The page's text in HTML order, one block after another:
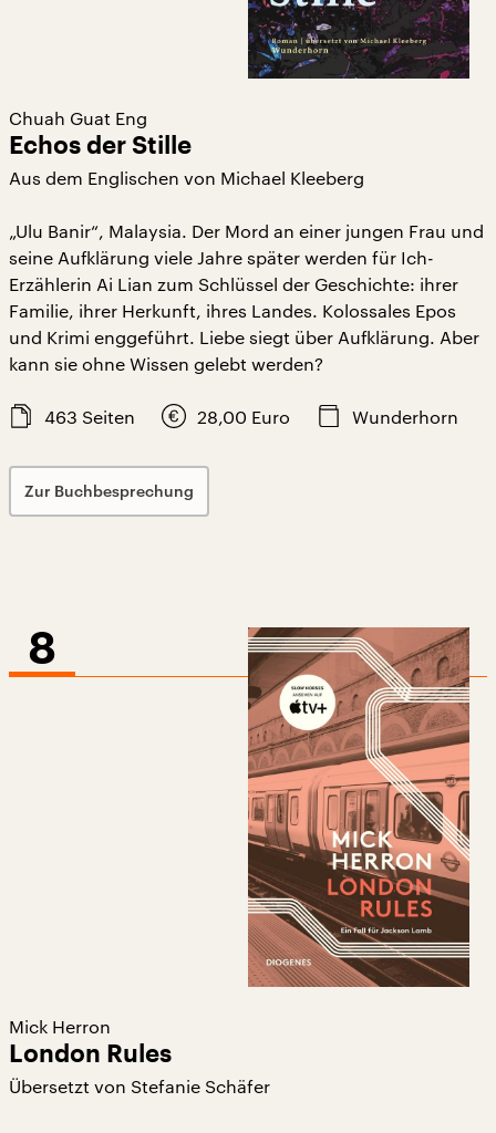
Chuah Guat Eng
Echos der Stille
Aus dem Englischen von Michael Kleeberg
„Ulu Banir“, Malaysia. Der Mord an einer jungen Frau und
seine Aufklärung viele Jahre später werden für Ich-
Erzählerin Ai Lian zum Schlüssel der Geschichte: ihrer
Familie, ihrer Herkunft, ihres Landes. Kolossales Epos
und Krimi enggeführt. Liebe siegt über Aufklärung. Aber
kann sie ohne Wissen gelebt werden?
463 Seiten 28,00 Euro Wunderhorn
Zur Buchbesprechung
8
Mick Herron
London Rules
Übersetzt von Stefanie Schäfer